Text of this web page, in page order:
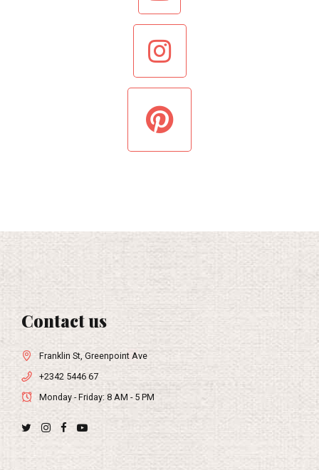
Contact us
Franklin St, Greenpoint Ave
+2342 5446 67
Monday - Friday: 8 AM - 5 PM